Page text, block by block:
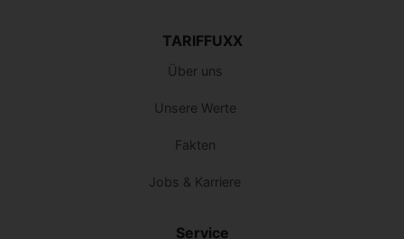
TARIFFUXX
Über uns
Unsere Werte
Fakten
Jobs & Karriere
Service